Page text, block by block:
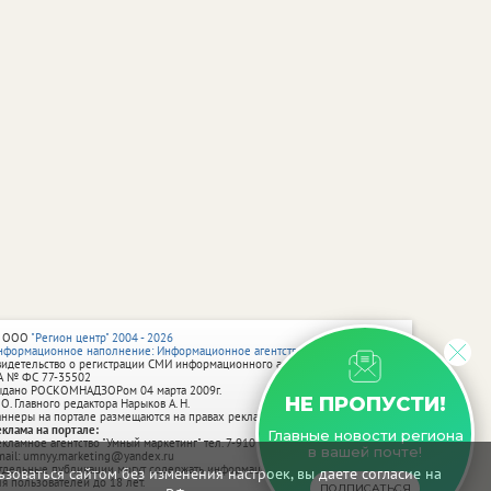
сайтом без изменения настроек, вы даете согласие на
НЕ ПРОПУСТИ!
Главные новости региона
в вашей почте!
"Регион центр" 2004 - 2026
наполнение: Информационное агентство vRossii.ru
о регистрации СМИ информационного агентства vRossii.ru
№ ФС 77‑35502
РОСКОМНАДЗОРом 04 марта 2009г.
Главного редактора Нарыков А. Н.
на портале размещаются на правах рекламы.
на портале:
агентство "Умный маркетинг" тел. 7-910-267-70-40,
umnyy.marketing@yandex.ru
публикации могут содержать информацию, не предназначенную
пользователей до 18 лет.